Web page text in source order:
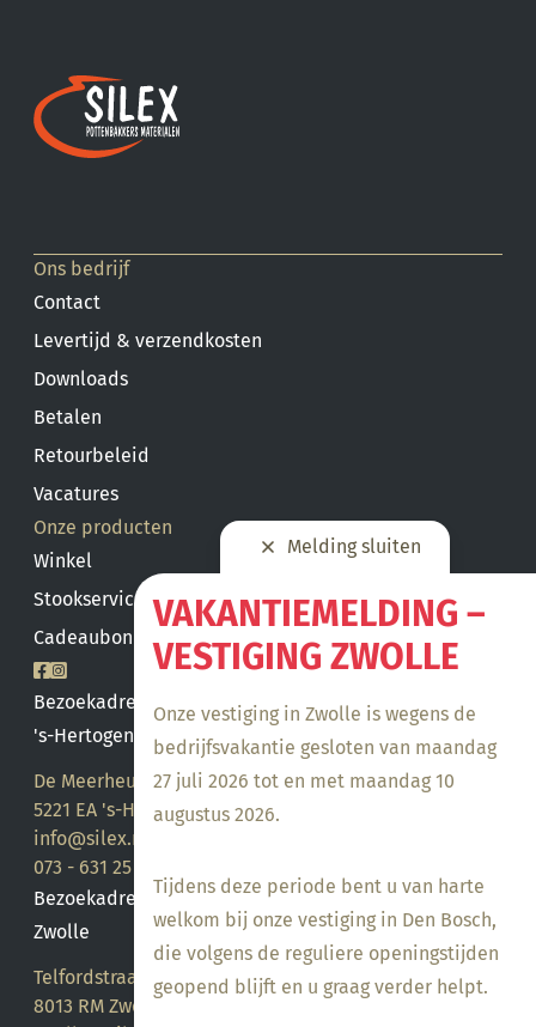
Melding sluiten
VAKANTIEMELDING –
VESTIGING ZWOLLE
Onze vestiging in Zwolle is wegens de
bedrijfsvakantie gesloten van maandag
27 juli 2026 tot en met maandag 10
augustus 2026.
Tijdens deze periode bent u van harte
welkom bij onze vestiging in Den Bosch,
die volgens de reguliere openingstijden
geopend blijft en u graag verder helpt.
Ons bedrijf
Contact
Levertijd & verzendkosten
Downloads
Betalen
Retourbeleid
Vacatures
Onze producten
Winkel
Stookservice
Cadeaubon saldo
Bezoekadres
's-Hertogenbosch
De Meerheuvel 21
5221 EA 's-Hertogenbosch
info@silex.nl
073 - 631 25 28
Bezoekadres
Zwolle
Telfordstraat 14
8013 RM Zwolle